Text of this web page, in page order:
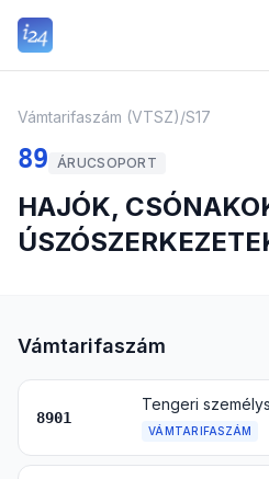
Vámtarifaszám (VTSZ)/S17
89 ÁRUCSOPORT
HAJÓK,
Vámtarifaszám
8901
VÁMTARIFASZÁM